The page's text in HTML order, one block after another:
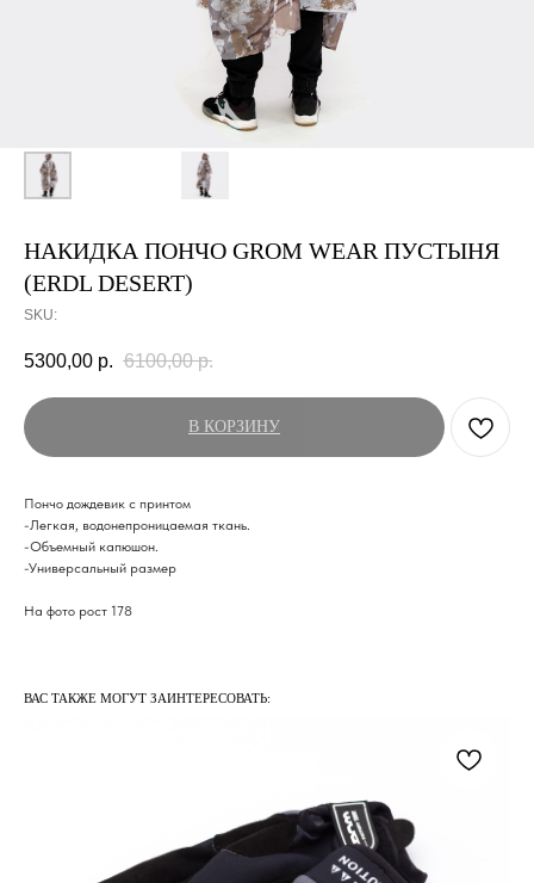
НАКИДКА ПОНЧО GROM WEAR ПУСТЫНЯ
(ERDL DESERT)
SKU:
5300,00 р. 6100,00 р.
В КОРЗИНУ
Пончо дождевик с принтом
-Легкая, водонепроницаемая ткань.
-Объемный капюшон.
-Универсальный размер
На фото рост 178
ВАС ТАКЖЕ МОГУТ ЗАИНТЕРЕСОВАТЬ: